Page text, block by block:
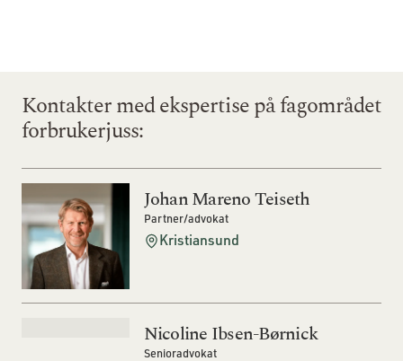
Kontakter med ekspertise på fagområdet
forbrukerjuss:
Johan Mareno Teiseth
Partner/advokat
Kristiansund
Nicoline Ibsen-Børnick
Senioradvokat